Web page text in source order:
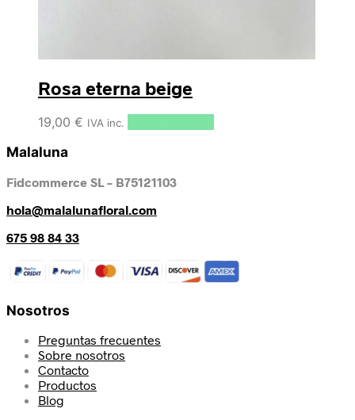
Rosa eterna beige
19,00 € IVA inc.
Malaluna
Fidcommerce SL – B75121103
hola@malalunafloral.com
675 98 84 33
Nosotros
Preguntas frecuentes
Sobre nosotros
Contacto
Productos
Blog